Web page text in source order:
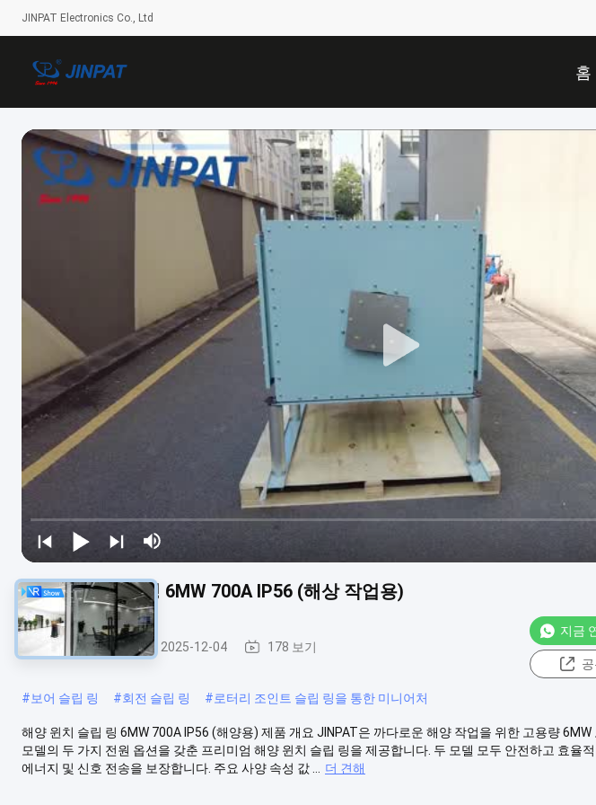
JINPAT Electronics Co., Ltd
홈
해양 윈치 슬립 링 6MW 700A IP56 (해상 작업용)
로터리 슬립 링 2025-12-04 178 보기
지금
#보어 슬립 링 #회전 슬립 링 #로터리 조인트 슬립 링을 통한 미니어처
해양 윈치 슬립 링 6MW 700A IP56 (해양용) 제품 개요 JINPAT은 까다로운 해양 작업을 위한 고용량
모델의 두 가지 전원 옵션을 갖춘 프리미엄 해양 윈치 슬립 링을 제공합니다. 두 모델 모두 안전하고 효율
에너지 및 신호 전송을 보장합니다. 주요 사양 속성 값 ...
더 견해